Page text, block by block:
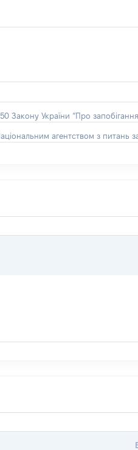
Закону України “Про запобігання
агентством з питань